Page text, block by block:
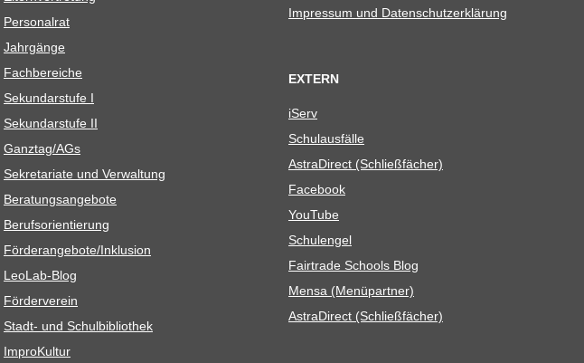
Per­so­nal­rat
Jahr­gänge
Fach­be­rei­che
Sekun­dar­stufe I
Sekun­dar­stufe II
Ganztag/​​AGs
Sekre­ta­riate und Verwaltung
Bera­tungs­an­ge­bote
Berufs­ori­en­tie­rung
Förderangebote/​​Inklusion
Leo­Lab-Blog
För­der­ver­ein
Stadt- und Schulbibliothek
Impro­Kul­tur
Impres­sum und Datenschutzerklärung
EXTERN
iServ
Schul­aus­fälle
Astra­Di­rect (Schließ­fä­cher)
Face­book
You­Tube
Schul­en­gel
Fair­trade Schools Blog
Mensa (Menü­part­ner)
Astra­Di­rect (Schließ­fä­cher)